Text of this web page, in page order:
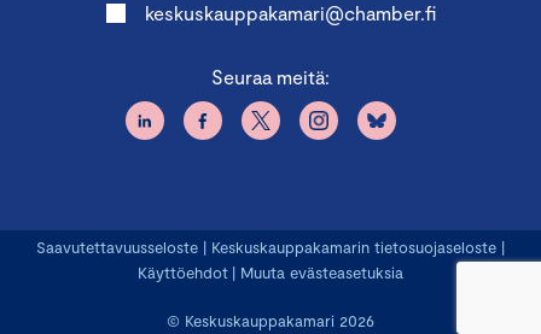
keskuskauppakamari@chamber.fi
Seuraa meitä:
© Keskuskauppakamari 2026
Saavutettavuusseloste | Keskuskauppakamarin tietosuojaseloste |
Käyttöehdot | Muuta evästeasetuksia